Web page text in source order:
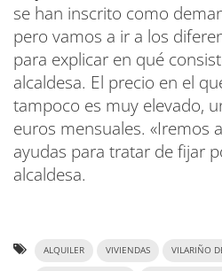
se han inscrito como
pero vamos a ir a los
para explicar en qué
alcaldesa. El precio en el
tampoco es muy elevado,
euros mensuales. «Iremos
ayudas para tratar de fijar
alcaldesa.
ALQUILER VIVIENDAS VILARIÑO